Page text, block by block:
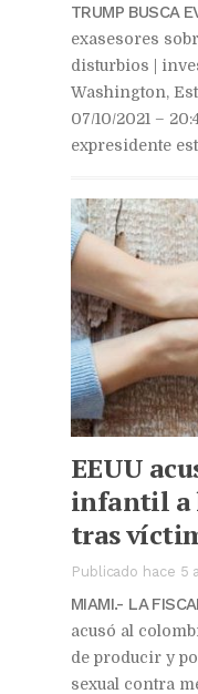
TRUMP BUSCA
exasesores
disturbios |
Washington,
07/10/2021 –
expresidente
EEUU
infantil a
tras
Publicado hace 5
MIAMI.- LA
acusó al
de producir y
sexual contra